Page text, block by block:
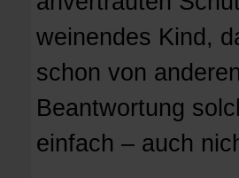
weinendes Kind,
schon von
Beantwortung
einfach – auch